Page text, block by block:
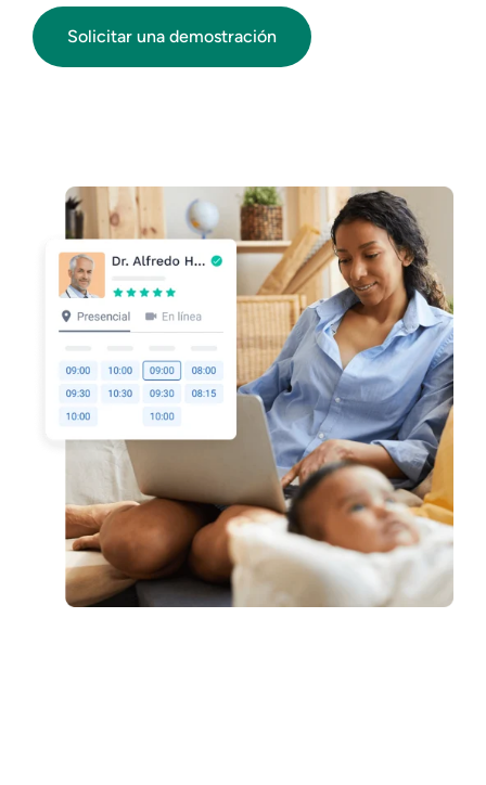
Solicitar una demostración